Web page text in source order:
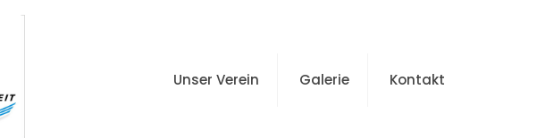
Unser Verein Galerie Kontakt